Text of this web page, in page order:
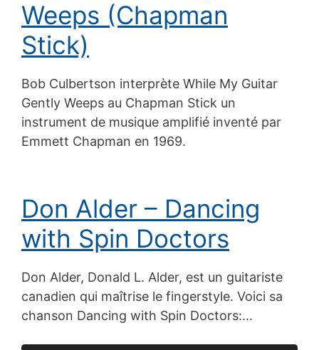
Weeps (Chapman
Stick)
Bob Culbertson interprète While My Guitar
Gently Weeps au Chapman Stick un
instrument de musique amplifié inventé par
Emmett Chapman en 1969.
Don Alder – Dancing
with Spin Doctors
Don Alder, Donald L. Alder, est un guitariste
canadien qui maîtrise le fingerstyle. Voici sa
chanson Dancing with Spin Doctors:…